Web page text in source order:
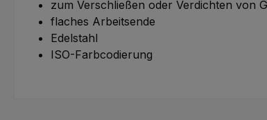
zum Verschließen oder Verdichten von
flaches Arbeitsende
Edelstahl
ISO-Farbcodierung